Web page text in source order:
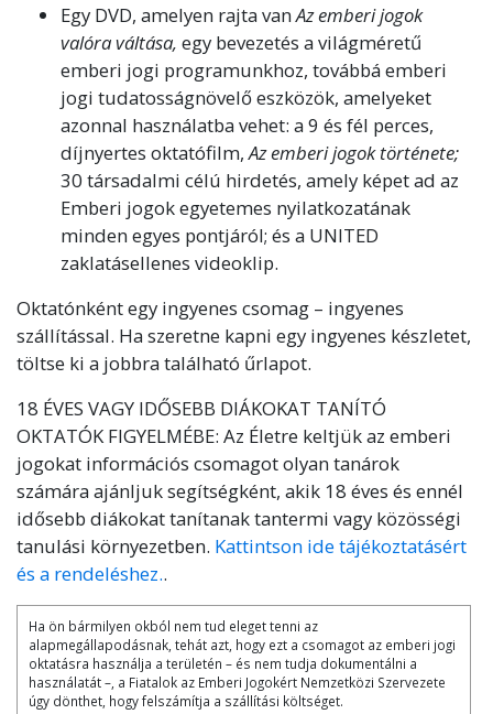
Egy DVD, amelyen rajta vanAz emberi jogok
valóra váltása, egy bevezetés a világméretű
emberi jogi programunkhoz, továbbá emberi
jogi tudatosságnövelő eszközök, amelyeket
azonnal használatba vehet: a 9 és fél perces,
díjnyertes oktatófilm,Az emberi jogok története;
30 társadalmi célú hirdetés, amely képet ad az
Emberi jogok egyetemes nyilatkozatának
minden egyes pontjáról; és a UNITED
zaklatásellenes videoklip.
Oktatónként egy ingyenes csomag – ingyenes
szállítással. Ha szeretne kapni egy ingyenes készletet,
töltse ki a jobbra található űrlapot.
18 ÉVES VAGY IDŐSEBB DIÁKOKAT TANÍTÓ
OKTATÓK FIGYELMÉBE: Az Életre keltjük az emberi
jogokat információs csomagot olyan tanárok
számára ajánljuk segítségként, akik 18 éves és ennél
idősebb diákokat tanítanak tantermi vagy közösségi
tanulási környezetben. Kattintson ide tájékoztatásért
és a rendeléshez..
Ha ön bármilyen okból nem tud eleget tenni az
alapmegállapodásnak, tehát azt, hogy ezt a csomagot az emberi jogi
oktatásra használja a területén – és nem tudja dokumentálni a
használatát –, a Fiatalok az Emberi Jogokért Nemzetközi Szervezete
úgy dönthet, hogy felszámítja a szállítási költséget.